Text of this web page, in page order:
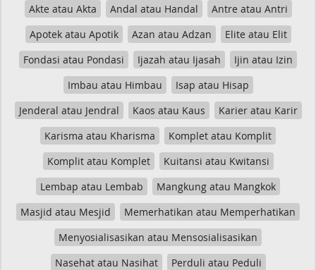
Akte atau Akta Andal atau Handal
Antre atau Antri
Apotek atau Apotik
Azan atau Adzan
Elite atau Elit
Fondasi atau Pondasi
Ijazah atau Ijasah
Ijin atau Izin
Imbau atau Himbau
Isap atau Hisap
Jenderal atau Jendral
Kaos atau Kaus
Karier atau Karir
Karisma atau Kharisma
Komplet atau Komplit
Komplit atau Komplet
Kuitansi atau Kwitansi
Lembap atau Lembab
Mangkung atau Mangkok
Masjid atau Mesjid
Memerhatikan atau Memperhatikan
Menyosialisasikan atau Mensosialisasikan
Nasehat atau Nasihat
Perduli atau Peduli